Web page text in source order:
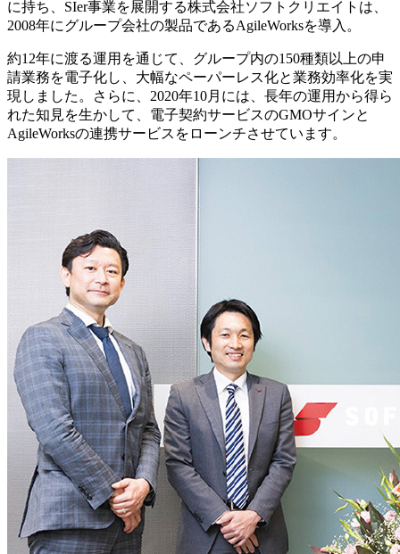
に持ち、SIer事業を展開する株式会社ソフトクリエイトは、
2008年にグループ会社の製品であるAgileWorksを導入。
約12年に渡る運用を通じて、グループ内の150種類以上の申
請業務を電子化し、大幅なペーパーレス化と業務効率化を実
現しました。さらに、2020年10月には、長年の運用から得ら
れた知見を生かして、電子契約サービスのGMOサインと
AgileWorksの連携サービスをローンチさせています。